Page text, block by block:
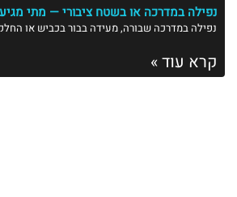
נפילה במדרכה או בשטח ציבורי — מתי מגיע
נפילה במדרכה שבורה, מעידה בבור בכביש או
קרא עוד »